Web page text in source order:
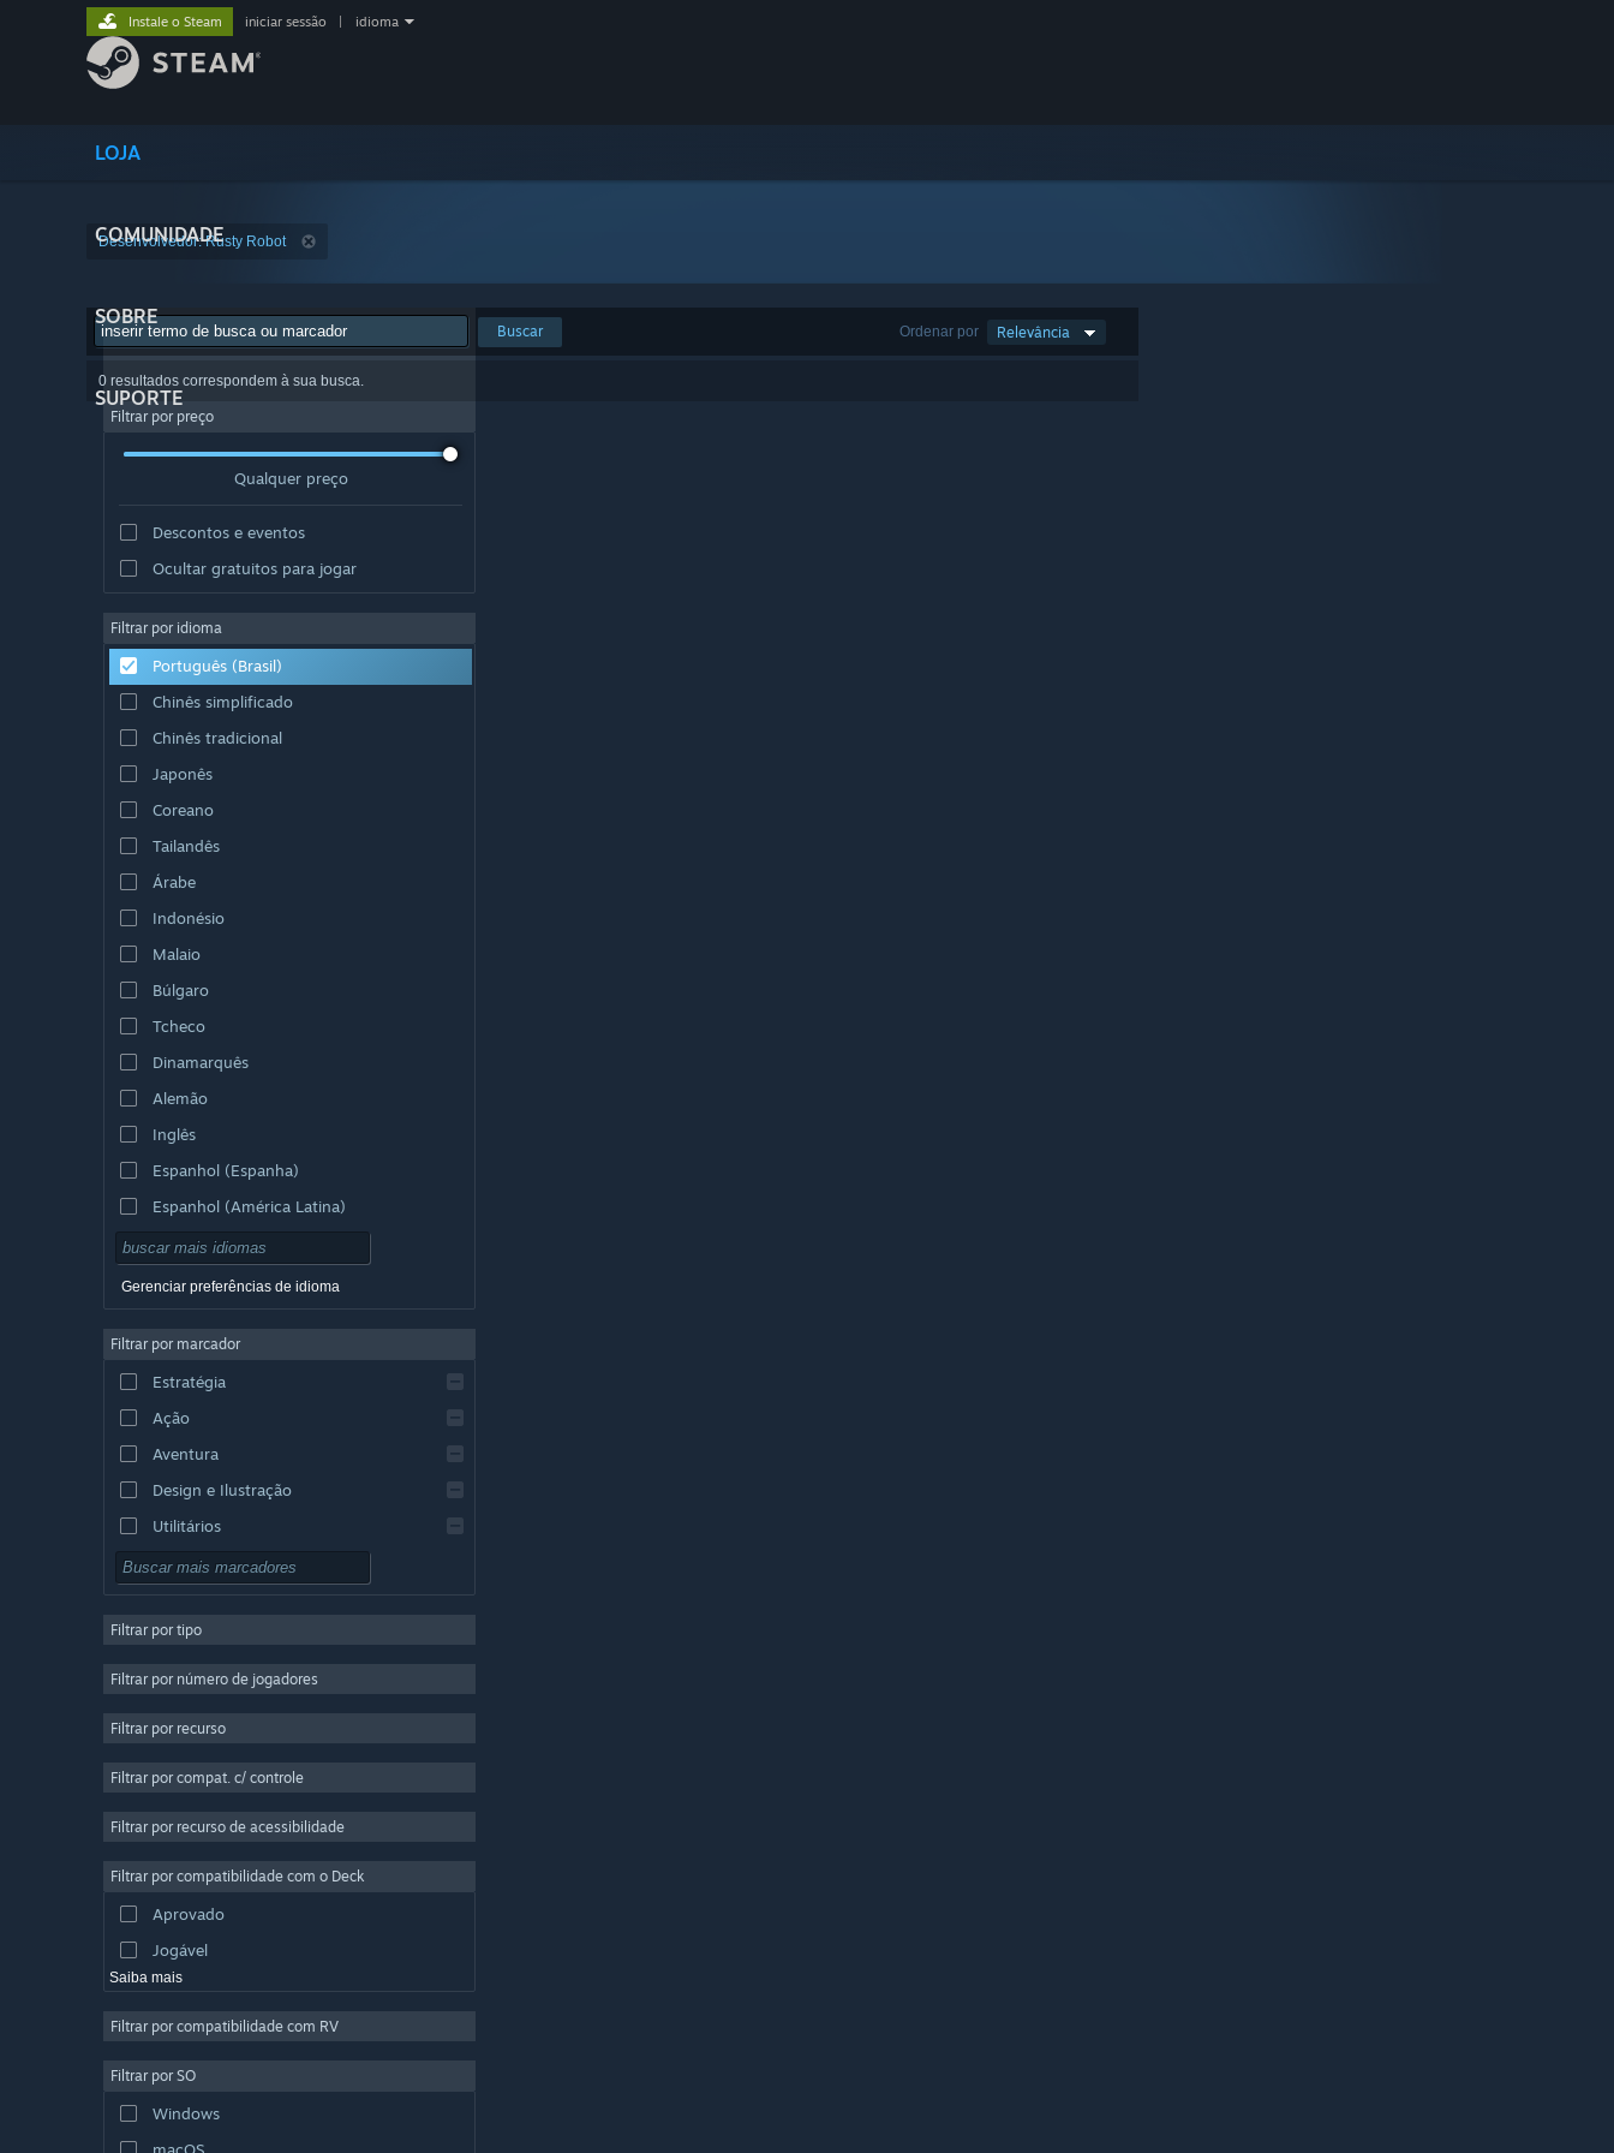
LOJA
COMUNIDADE
SOBRE
SUPORTE
Instale o Steam iniciar sessão idioma
Desenvolvedor: Rusty Robot
Ordenar por Relevância
Buscar
0 resultados correspondem à sua busca.
Filtrar por preço
Qualquer preço
Descontos e eventos
Ocultar gratuitos para jogar
Filtrar por idioma
Português (Brasil)
Chinês simplificado
Chinês tradicional
Japonês
Coreano
Tailandês
Árabe
Indonésio
Malaio
Búlgaro
Tcheco
Dinamarquês
Alemão
Inglês
Espanhol (Espanha)
Espanhol (América Latina)
Gerenciar preferências de idioma
Filtrar por marcador
Estratégia
Ação
Aventura
Design e Ilustração
Utilitários
Gratuito para Jogar
Multijogador Massivo
Casual
Simulação
Produção de Vídeo
Edição de Fotos
Filtrar por tipo
Filtrar por número de jogadores
Filtrar por recurso
Filtrar por compat. c/ controle
Filtrar por recurso de acessibilidade
Filtrar por compatibilidade com o Deck
Aprovado
Jogável
Saiba mais
Filtrar por compatibilidade com RV
Filtrar por SO
Windows